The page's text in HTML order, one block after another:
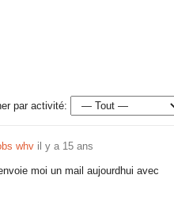
par activité:
whv il y a 15 ans
moi un mail aujourdhui avec